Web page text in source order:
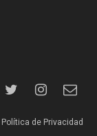
Política de Privacidad